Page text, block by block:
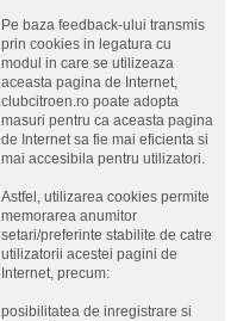
Pe baza feedback-ului transmis
prin cookies in legatura cu
modul in care se utilizeaza
aceasta pagina de Internet,
clubcitroen.ro poate adopta
masuri pentru ca aceasta pagina
de Internet sa fie mai eficienta si
mai accesibila pentru utilizatori.
Astfel, utilizarea cookies permite
memorarea anumitor
setari/preferinte stabilite de catre
utilizatorii acestei pagini de
Internet, precum:
posibilitatea de inregistrare si